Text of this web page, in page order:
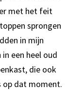
met het feit
sprongen
in mijn
een heel oud
die ook
op dat moment.